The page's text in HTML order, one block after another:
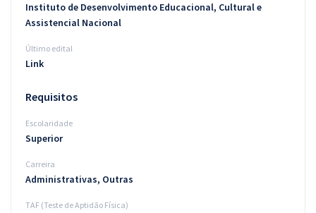
Instituto de Desenvolvimento Educacional, Cultural e
Assistencial Nacional
Último edital
Link
Requisitos
Escolaridade
Superior
Carreira
Administrativas, Outras
TAF (Teste de Aptidão Física)